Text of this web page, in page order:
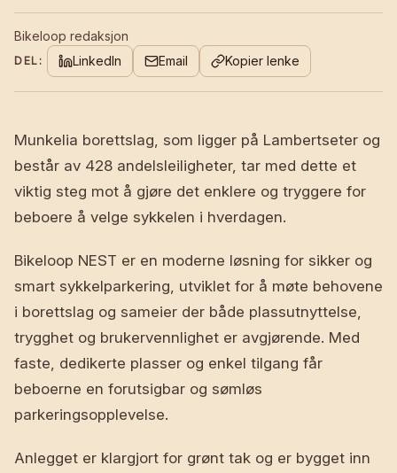
Bikeloop redaksjon
DEL: LinkedIn Email Kopier lenke
Munkelia borettslag, som ligger på Lambertseter og
består av 428 andelsleiligheter, tar med dette et
viktig steg mot å gjøre det enklere og tryggere for
beboere å velge sykkelen i hverdagen.
Bikeloop NEST er en moderne løsning for sikker og
smart sykkelparkering, utviklet for å møte behovene
i borettslag og sameier der både plassutnyttelse,
trygghet og brukervennlighet er avgjørende. Med
faste, dedikerte plasser og enkel tilgang får
beboerne en forutsigbar og sømløs
parkeringsopplevelse.
Anlegget er klargjort for grønt tak og er bygget inn